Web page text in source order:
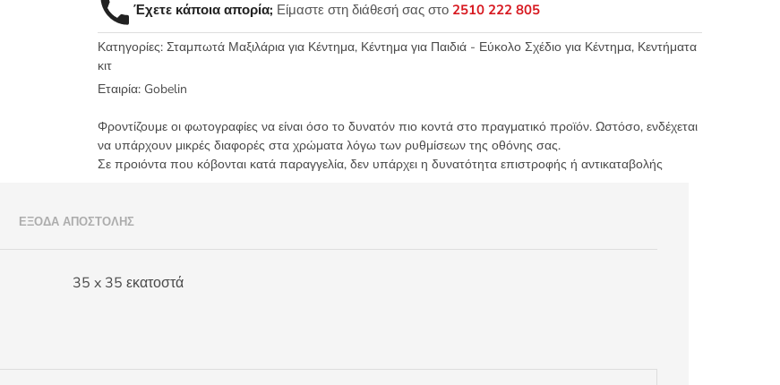
χοντρό
καμβά
35x35
Δελφινάκι
Gobelin
ποσότητα
Έχετε κάποια απορία; Είμαστε στη διάθεσή σας στο 2510 222 805
Κατηγορίες: Σταμπωτά Μαξιλάρια για Κέντημα, Κέντημα για Παιδιά - Εύκολο Σχέδιο για Κέντημα, Κεντήματα
κιτ
Εταιρία: Gobelin
Φροντίζουμε οι φωτογραφίες να είναι όσο το δυνατόν πιο κοντά στο πραγματικό προϊόν. Ωστόσο, ενδέχεται
να υπάρχουν μικρές διαφορές στα χρώματα λόγω των ρυθμίσεων της οθόνης σας.
Σε προιόντα που κόβονται κατά παραγγελία, δεν υπάρχει η δυνατότητα επιστροφής ή αντικαταβολής
ΈΞΟΔΑ ΑΠΟΣΤΟΛΉΣ
35 x 35 εκατοστά